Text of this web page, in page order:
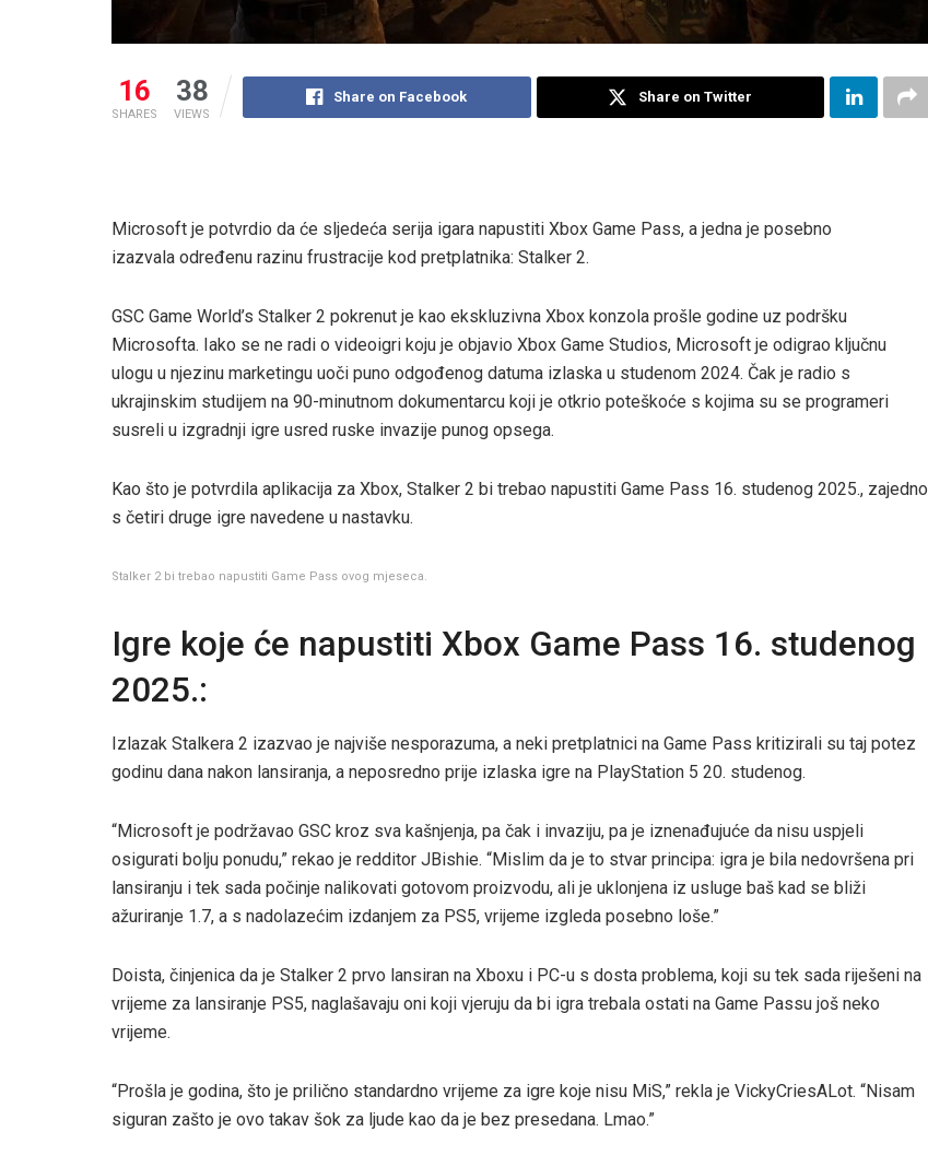
16
SHARES
38
VIEWS
Share on Facebook Share on Twitter
Microsoft je potvrdio da će sljedeća serija igara napustiti Xbox Game Pass, a jedna je posebno
izazvala određenu razinu frustracije kod pretplatnika: Stalker 2.
GSC Game World’s Stalker 2 pokrenut je kao ekskluzivna Xbox konzola prošle godine uz podršku
Microsofta. Iako se ne radi o videoigri koju je objavio Xbox Game Studios, Microsoft je odigrao ključnu
ulogu u njezinu marketingu uoči puno odgođenog datuma izlaska u studenom 2024. Čak je radio s
ukrajinskim studijem na 90-minutnom dokumentarcu koji je otkrio poteškoće s kojima su se programeri
susreli u izgradnji igre usred ruske invazije punog opsega.
Kao što je potvrdila aplikacija za Xbox, Stalker 2 bi trebao napustiti Game Pass 16. studenog 2025., zajedno
s četiri druge igre navedene u nastavku.
Stalker 2 bi trebao napustiti Game Pass ovog mjeseca.
Igre koje će napustiti Xbox Game Pass 16. studenog
2025.:
Izlazak Stalkera 2 izazvao je najviše nesporazuma, a neki pretplatnici na Game Pass kritizirali su taj potez
godinu dana nakon lansiranja, a neposredno prije izlaska igre na PlayStation 5 20. studenog.
“Microsoft je podržavao GSC kroz sva kašnjenja, pa čak i invaziju, pa je iznenađujuće da nisu uspjeli
osigurati bolju ponudu,” rekao je redditor JBishie. “Mislim da je to stvar principa: igra je bila nedovršena pri
lansiranju i tek sada počinje nalikovati gotovom proizvodu, ali je uklonjena iz usluge baš kad se bliži
ažuriranje 1.7, a s nadolazećim izdanjem za PS5, vrijeme izgleda posebno loše.”
Doista, činjenica da je Stalker 2 prvo lansiran na Xboxu i PC-u s dosta problema, koji su tek sada riješeni na
vrijeme za lansiranje PS5, naglašavaju oni koji vjeruju da bi igra trebala ostati na Game Passu još neko
vrijeme.
“Prošla je godina, što je prilično standardno vrijeme za igre koje nisu MiS,” rekla je VickyCriesALot. “Nisam
siguran zašto je ovo takav šok za ljude kao da je bez presedana. Lmao.”